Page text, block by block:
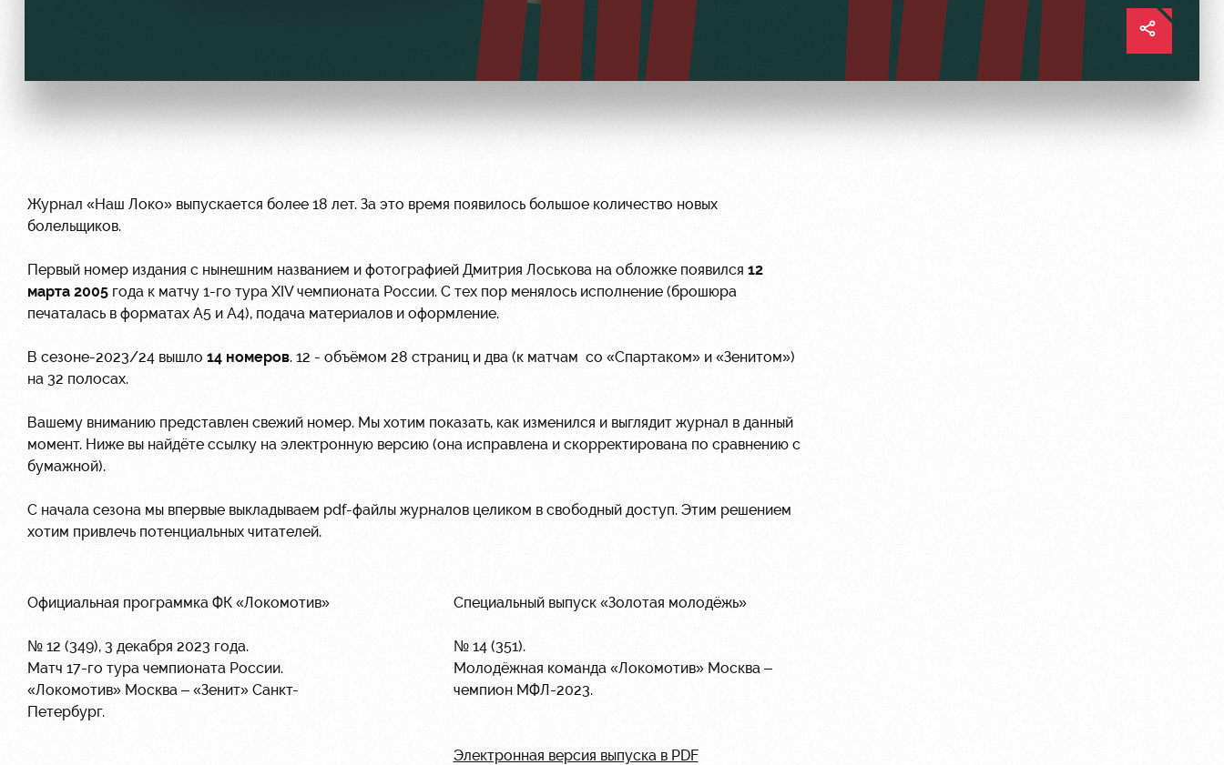
Журнал «Наш Локо» выпускается более 18 лет. За это время появилось большое количество новых
болельщиков.
Первый номер издания с нынешним названием и фотографией Дмитрия Лоськова на обложке появился 12
марта 2005 года к матчу 1-го тура XIV чемпионата России. С тех пор менялось исполнение (брошюра
печаталась в форматах A5 и A4), подача материалов и оформление.
В сезоне-2023/24 вышло 14 номеров. 12 - объёмом 28 страниц и два (к матчам со «Спартаком» и «Зенитом»)
на 32 полосах.
Вашему вниманию представлен свежий номер. Мы хотим показать, как изменился и выглядит журнал в данный
момент. Ниже вы найдёте ссылку на электронную версию (она исправлена и скорректирована по сравнению с
бумажной).
С начала сезона мы впервые выкладываем pdf-файлы журналов целиком в свободный доступ. Этим решением
хотим привлечь потенциальных читателей.
Официальная программка ФК «Локомотив»
№ 12 (349), 3 декабря 2023 года.
Матч 17-го тура чемпионата России.
«Локомотив» Москва – «Зенит» Санкт-
Петербург.
Специальный выпуск «Золотая молодёжь»
№ 14 (351).
Молодёжная команда «Локомотив» Москва –
чемпион МФЛ-2023.
Электронная версия выпуска в PDF